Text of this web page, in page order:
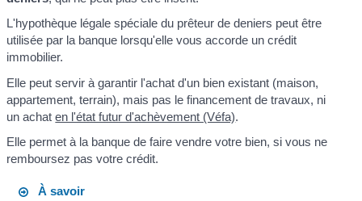
L'hypothèque légale spéciale du prêteur de deniers peut être
utilisée par la banque lorsqu'elle vous accorde un crédit
immobilier.
Elle peut servir à garantir l'achat d'un bien existant (maison,
appartement, terrain), mais pas le financement de travaux, ni
un achaten l'état futur d'achèvement (Véfa).
Elle permet à la banque de faire vendre votre bien, si vous ne
remboursez pas votre crédit.
À savoir